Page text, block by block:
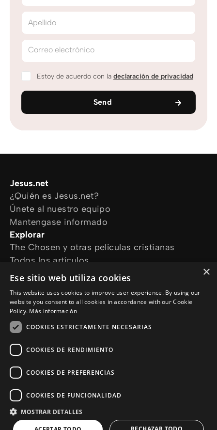
Apellido
Correo electrónico
Estoy de acuerdo con la declaración de privacidad
Send
Jesus.net
¿Quién es Jesus.net?
Únete al nuestro equipo
Mantengase informado
Explorar
The Chosen y otras películas cristianas
Todos los artículos
Cursos online
¿Cómo podemos ayudarte?
Devocional diario
Necesito oración
Síguenos en
© Copyright 2026 es.Jesus.net
Politica de Privacidad
×
Ese sitio web utiliza cookies
This website uses cookies to improve user experience. By using our
website you consent to all cookies in accordance with our Cookie
Policy. Más información
COOKIES ESTRICTAMENTE NECESARIAS
COOKIES DE RENDIMIENTO
COOKIES DE PREFERENCIAS
COOKIES DE FUNCIONALIDAD
MOSTRAR DETALLES